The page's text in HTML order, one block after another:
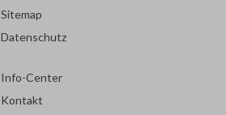
Sitemap
Datenschutz
Info-Center
Kontakt